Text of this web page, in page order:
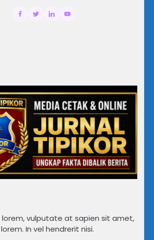
vulputate at sapien sit amet,
In vel hendrerit nisi.